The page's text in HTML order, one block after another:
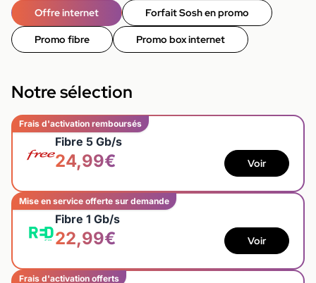
Offre internet Forfait Sosh en promo
Promo fibre Promo box internet
Notre sélection
Frais d'activation remboursés
Fibre 5 Gb/s
24,99€ Voir
Mise en service offerte sur demande
Fibre 1 Gb/s
22,99€ Voir
Frais d'activation offerts